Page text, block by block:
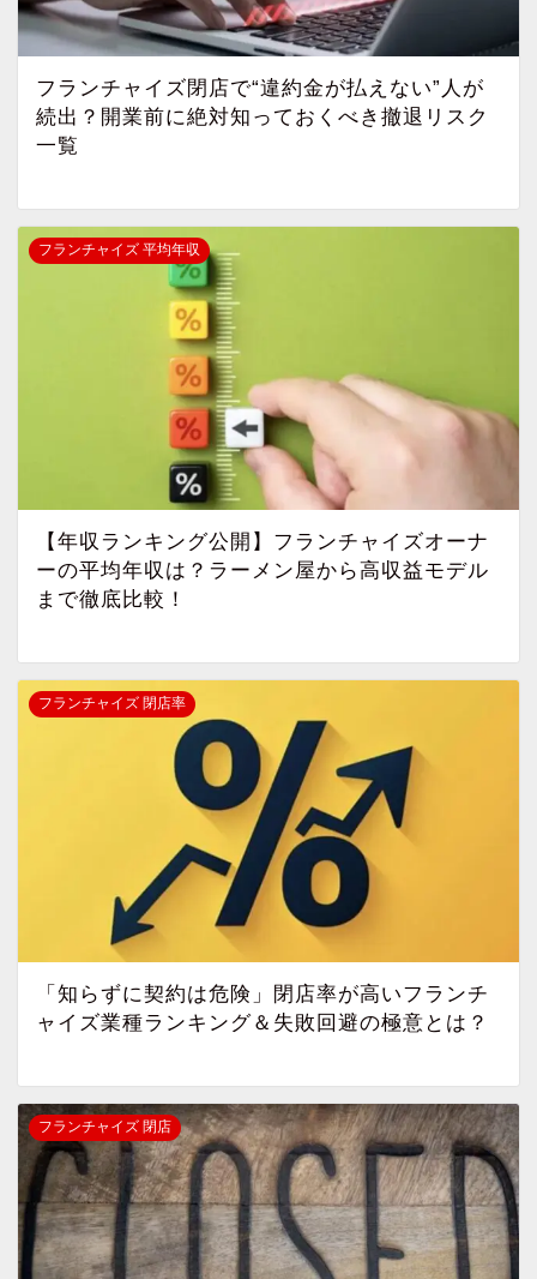
フランチャイズ閉店で“違約金が払えない”人が
続出？開業前に絶対知っておくべき撤退リスク
一覧
フランチャイズ 平均年収
【年収ランキング公開】フランチャイズオーナ
ーの平均年収は？ラーメン屋から高収益モデル
まで徹底比較！
フランチャイズ 閉店率
「知らずに契約は危険」閉店率が高いフランチ
ャイズ業種ランキング＆失敗回避の極意とは？
フランチャイズ 閉店